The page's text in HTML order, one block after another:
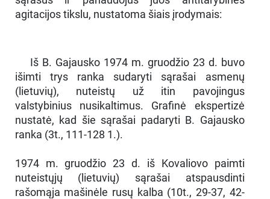
agitacijos tikslu, nustatoma šiais įrodymais:
Iš B. Gajausko 1974 m. gruodžio 23 d. buvo
išimti trys ranka sudaryti sąrašai asmenų
(lietuvių), nuteistų už itin pavojingus
valstybinius nusikaltimus. Grafinė ekspertizė
nustatė, kad šie sąrašai padaryti B. Gajausko
ranka (3t., 111-128 1.).
1974 m. gruodžio 23 d. iš Kovaliovo paimti
nuteistųjų (lietuvių) sąrašai atspausdinti
rašomąja mašinėle rusų kalba (10t., 29-37, 42-